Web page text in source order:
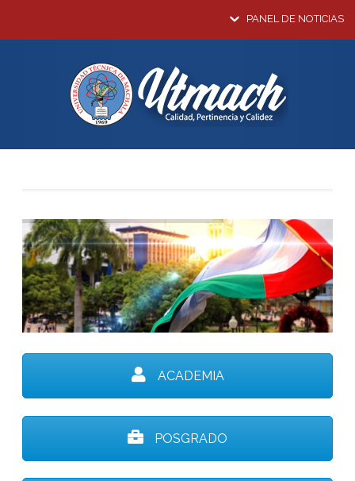
PANEL DE NOTICIAS
ACADEMIA
POSGRADO